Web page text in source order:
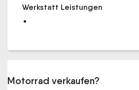
Werkstatt Leistungen
Motorrad verkaufen?